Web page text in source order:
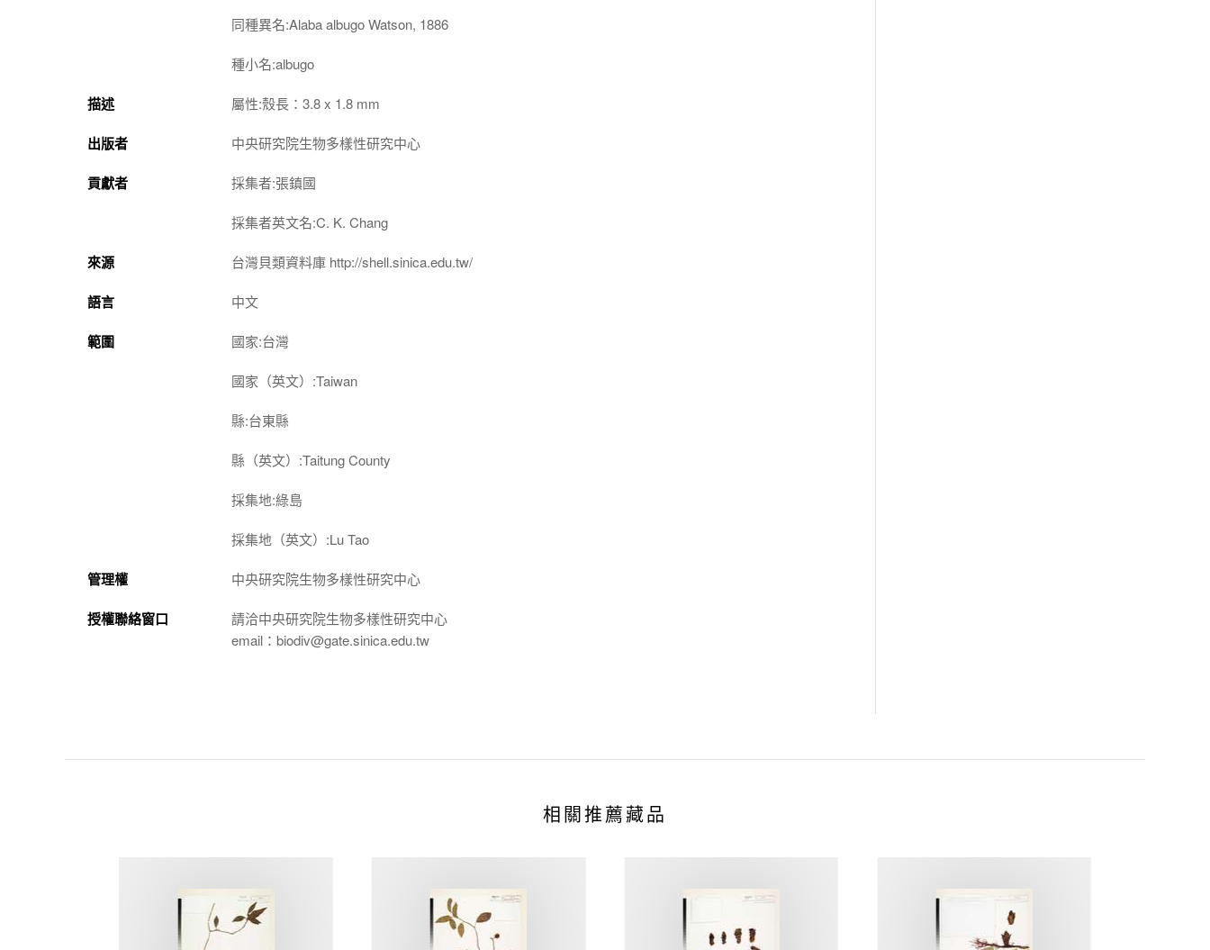
同種異名:Alaba albugo Watson, 1886
種小名:albugo
描述 屬性:殼長：3.8 x 1.8 mm
出版者 中央研究院生物多樣性研究中心
貢獻者 採集者:張鎮國
採集者英文名:C. K. Chang
來源 台灣貝類資料庫 http://shell.sinica.edu.tw/
語言 中文
範圍 國家:台灣
國家（英文）:Taiwan
縣:台東縣
縣（英文）:Taitung County
採集地:綠島
採集地（英文）:Lu Tao
管理權 中央研究院生物多樣性研究中心
授權聯絡窗口
請洽中央研究院生物多樣性研究中心
email：biodiv@gate.sinica.edu.tw
相關推薦藏品